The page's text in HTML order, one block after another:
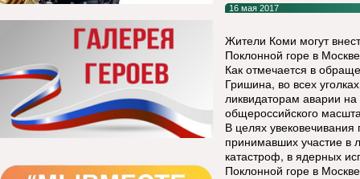
16 мая 2017
Жители Коми могут
Поклонной горе в Москве
Как отмечается в
Гришина, во всех
ликвидаторам аварии
общероссийского
В целях
принимавших участие в
катастроф, в ядерных
Поклонной горе в